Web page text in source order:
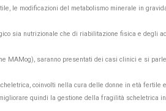
le modificazioni del metabolismo minerale in
sia nutrizionale che di riabilitazione fisica e degli
MAMog), saranno presentati dei casi clinici e si
coinvolti nella cura delle donne in età fertile
quindi la gestione della fragilità scheletrica